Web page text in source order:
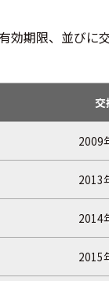
効期限、並びに
2009
2013
2014
2015